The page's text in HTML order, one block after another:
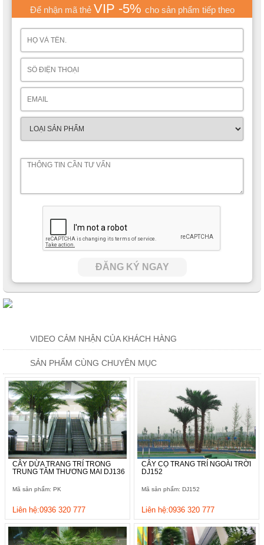
Để nhận mã thẻ VIP -5% cho sản phẩm tiếp theo
ĐĂNG KÝ NGAY
VIDEO CẢM NHẬN CỦA KHÁCH HÀNG
SẢN PHẨM CÙNG CHUYÊN MỤC
CÂY DỪA TRANG TRÍ TRONG
TRUNG TÂM THƯƠNG MAI DJ136
Mã sản phẩm: PK
Liên hệ:0936 320 777
CÂY CỌ TRANG TRÍ NGOÀI TRỜI
DJ152
Mã sản phẩm: DJ152
Liên hệ:0936 320 777